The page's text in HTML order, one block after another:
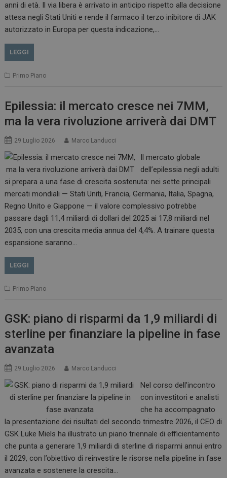
anni di età. Il via libera è arrivato in anticipo rispetto alla decisione
attesa negli Stati Uniti e rende il farmaco il terzo inibitore di JAK
autorizzato in Europa per questa indicazione,…
LEGGI
Primo Piano
Epilessia: il mercato cresce nei 7MM,
ma la vera rivoluzione arriverà dai DMT
29 Luglio 2026 Marco Landucci
Il mercato globale
dell’epilessia negli adulti
si prepara a una fase di crescita sostenuta: nei sette principali
mercati mondiali — Stati Uniti, Francia, Germania, Italia, Spagna,
Regno Unito e Giappone — il valore complessivo potrebbe
passare dagli 11,4 miliardi di dollari del 2025 ai 17,8 miliardi nel
2035, con una crescita media annua del 4,4%. A trainare questa
espansione saranno…
LEGGI
Primo Piano
GSK: piano di risparmi da 1,9 miliardi di
sterline per finanziare la pipeline in fase
avanzata
29 Luglio 2026 Marco Landucci
Nel corso dell’incontro
con investitori e analisti
che ha accompagnato
la presentazione dei risultati del secondo trimestre 2026, il CEO di
GSK Luke Miels ha illustrato un piano triennale di efficientamento
che punta a generare 1,9 miliardi di sterline di risparmi annui entro
il 2029, con l’obiettivo di reinvestire le risorse nella pipeline in fase
avanzata e sostenere la crescita…